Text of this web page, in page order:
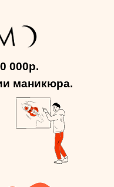
000р.
маникюра.